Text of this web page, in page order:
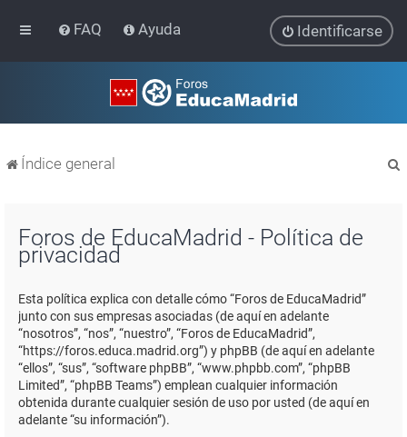
FAQ Ayuda Identificarse
Índice general
Foros de EducaMadrid - Política de
privacidad
Esta política explica con detalle cómo “Foros de EducaMadrid”
junto con sus empresas asociadas (de aquí en adelante
“nosotros”, “nos”, “nuestro”, “Foros de EducaMadrid”,
“https://foros.educa.madrid.org”) y phpBB (de aquí en adelante
“ellos”, “sus”, “software phpBB”, “www.phpbb.com”, “phpBB
Limited”, “phpBB Teams”) emplean cualquier información
obtenida durante cualquier sesión de uso por usted (de aquí en
adelante “su información”).